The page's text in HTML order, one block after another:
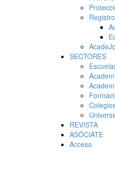
SECTORES
REVISTA
ASÓCIATE
Acceso